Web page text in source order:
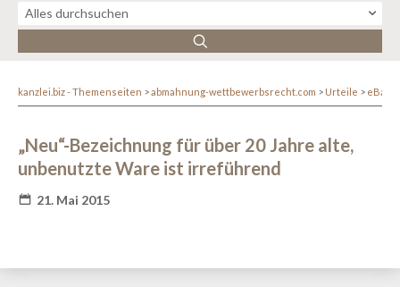
kanzlei.biz - Themenseiten abmahnung-wettbewerbsrecht.com Urteile eBay-
„Neu“-Bezeichnung für über 20 Jahre alte,
unbenutzte Ware ist irreführend
21. Mai 2015